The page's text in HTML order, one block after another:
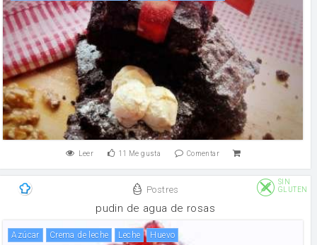
Leer 11 Me gusta Comentar
Postres
SIN
GLUTEN
pudin de agua de rosas
Azúcar crema de leche leche huevo